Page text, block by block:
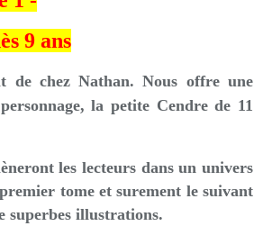
9 ans
chez Nathan. Nous offre une
la petite Cendre de 11
les lecteurs dans un univers
tome et surement le suivant
superbes illustrations.